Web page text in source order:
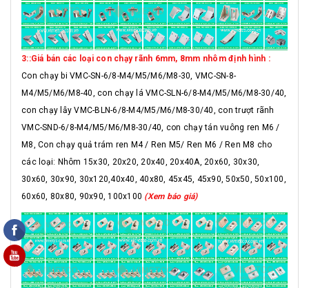
3::Giá bán các loại con chạy rãnh 6mm, 8mm nhôm định hình :
Con chạy bi VMC-SN-6/8-M4/M5/M6/M8-30, VMC-SN-8-
M4/M5/M6/M8-40, con chạy lá VMC-SLN-6/8-M4/M5/M6/M8-30/40,
con chạy lẫy VMC-BLN-6/8-M4/M5/M6/M8-30/40, con trượt rãnh
VMC-SND-6/8-M4/M5/M6/M8-30/40, con chạy tán vuông ren M6 /
M8, Con chạy quả trám ren M4 / Ren M5/ Ren M6 / Ren M8 cho
các loại: Nhôm 15x30, 20x20, 20x40, 20x40A, 20x60, 30x30,
30x60, 30x90, 30x120,40x40, 40x80, 45x45, 45x90, 50x50, 50x100,
60x60, 80x80, 90x90, 100x100 (Xem báo giá)